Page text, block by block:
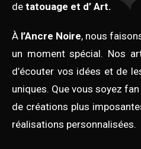
de tatouage et d’ Art.
À l’Ancre Noire, nous
un moment spécial. Nos
d’écouter vos idées et de
uniques. Que vous soyez
de créations plus
réalisations personnalisées.